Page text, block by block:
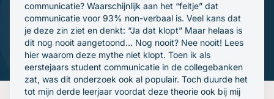
Gratis oefenavonden
Contact
communicatie? Waarschijnlijk aan het “feitje” dat
communicatie voor 93% non-verbaal is. Veel kans dat
je deze zin ziet en denkt: “Ja dat klopt” Maar helaas is
dit nog nooit aangetoond… Nog nooit? Nee nooit! Lees
hier waarom deze mythe niet klopt. Toen ik als
eerstejaars student communicatie in de collegebanken
zat, was dit onderzoek ook al populair. Toch duurde het
tot mijn derde leerjaar voordat deze theorie ook bij mij